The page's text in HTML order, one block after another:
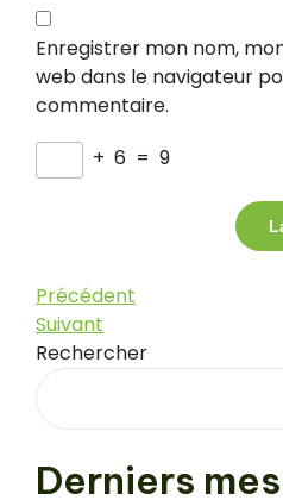
Enregistrer mon nom,
web dans le navigateur
commentaire.
+ 6 = 9
Navigation
de
l’article
Article
précédent
Précédent
Article
suivant
Suivant
Rechercher
Derniers